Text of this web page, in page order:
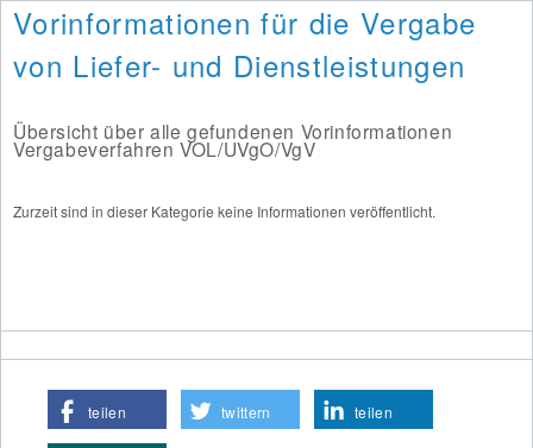
Vorinformationen für die Vergabe
von Liefer- und Dienstleistungen
Übersicht über alle gefundenen Vorinformationen
Vergabeverfahren VOL/UVgO/VgV
Zurzeit sind in dieser Kategorie keine Informationen veröffentlicht.
teilen twittern teilen